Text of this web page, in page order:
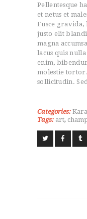
Pellentesque
et netus et
Fusce
justo elit
magna
lacus quis
enim,
molestie
sollicitudin.
Categories:
Tags: art,